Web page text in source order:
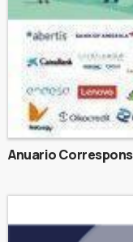
Anuario